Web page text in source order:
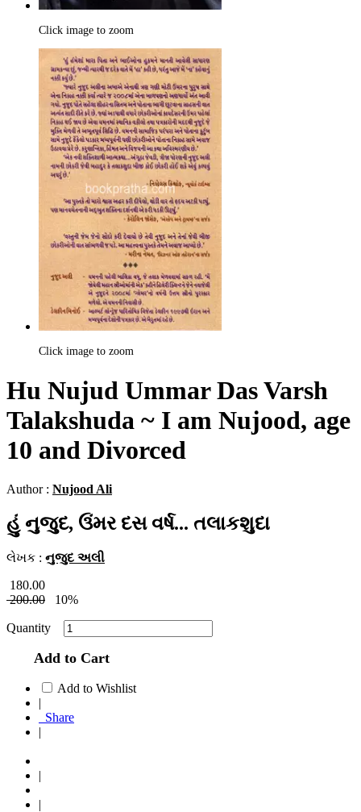
Click image to zoom
Click image to zoom
Hu Nujud Ummar Das Varsh
Talakshuda ~ I am Nujood, age
10 and Divorced
Author : Nujood Ali
હું નુજુદ, ઉંમર દસ વર્ષ... તલાકશુદા
લેખક : નુજુદ અલી
180.00
200.00
10%
Quantity
Add to Cart
Add to Wishlist
|
Share
|
|
|